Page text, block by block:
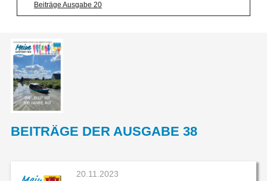
Beiträge Ausgabe 20
BEITRÄGE DER AUSGABE 38
20.11.2023